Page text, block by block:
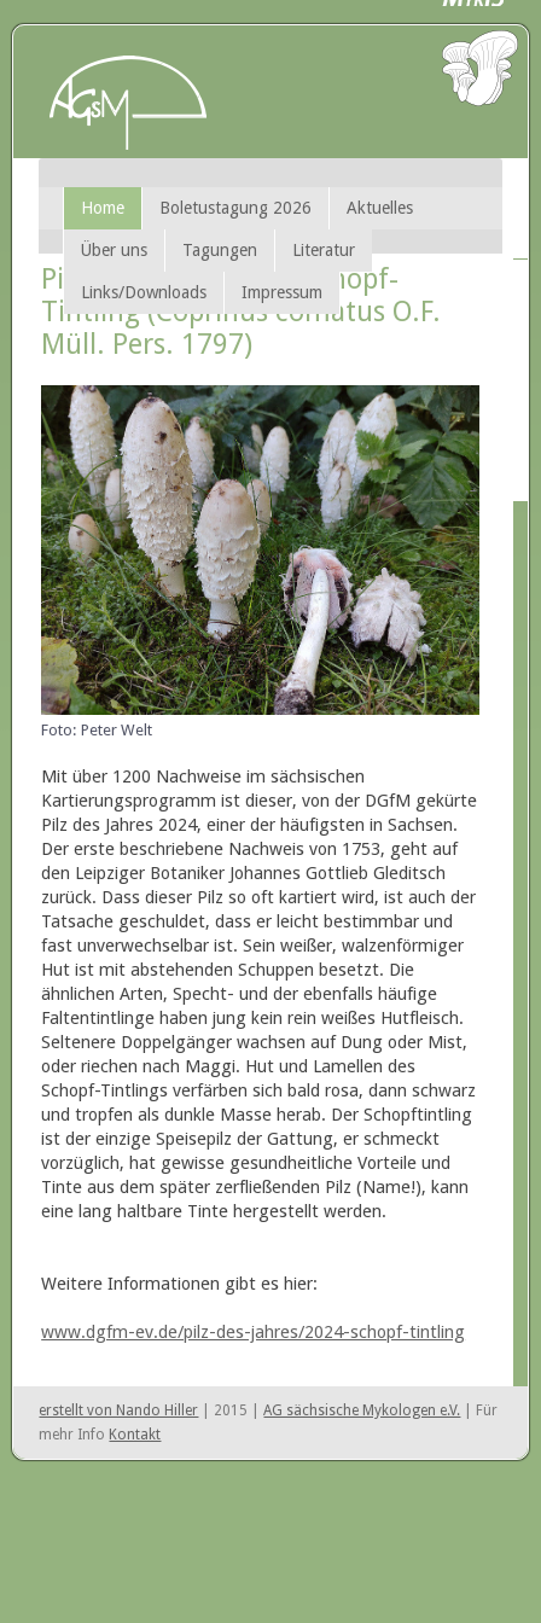
Home Boletustagung 2026 Aktuelles
Über uns Tagungen Literatur
Links/Downloads Impressum
Pilz des Jahres 2024: Schopf-
Tintling (Coprinus comatus O.F.
Müll. Pers. 1797)
Foto: Peter Welt
Mit über 1200 Nachweise im sächsischen
Kartierungsprogramm ist dieser, von der DGfM gekürte
Pilz des Jahres 2024, einer der häufigsten in Sachsen.
Der erste beschriebene Nachweis von 1753, geht auf
den Leipziger Botaniker Johannes Gottlieb Gleditsch
zurück. Dass dieser Pilz so oft kartiert wird, ist auch der
Tatsache geschuldet, dass er leicht bestimmbar und
fast unverwechselbar ist. Sein weißer, walzenförmiger
Hut ist mit abstehenden Schuppen besetzt. Die
ähnlichen Arten, Specht- und der ebenfalls häufige
Faltentintlinge haben jung kein rein weißes Hutfleisch.
Seltenere Doppelgänger wachsen auf Dung oder Mist,
oder riechen nach Maggi. Hut und Lamellen des
Schopf-Tintlings verfärben sich bald rosa, dann schwarz
und tropfen als dunkle Masse herab. Der Schopftintling
ist der einzige Speisepilz der Gattung, er schmeckt
vorzüglich, hat gewisse gesundheitliche Vorteile und
Tinte aus dem später zerfließenden Pilz (Name!), kann
eine lang haltbare Tinte hergestellt werden.
Weitere Informationen gibt es hier:
www.dgfm-ev.de/pilz-des-jahres/2024-schopf-tintling
erstellt von Nando Hiller | 2015 |AG sächsische Mykologen e.V. | Für
mehr Info Kontakt